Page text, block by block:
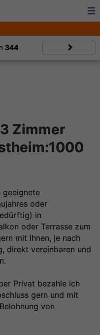
344
Zimmer
geeignete
oder
in
oder Terrasse zum
mit Ihnen, je nach
direkt vereinbaren und
Privat bezahle ich
gern und mit
von